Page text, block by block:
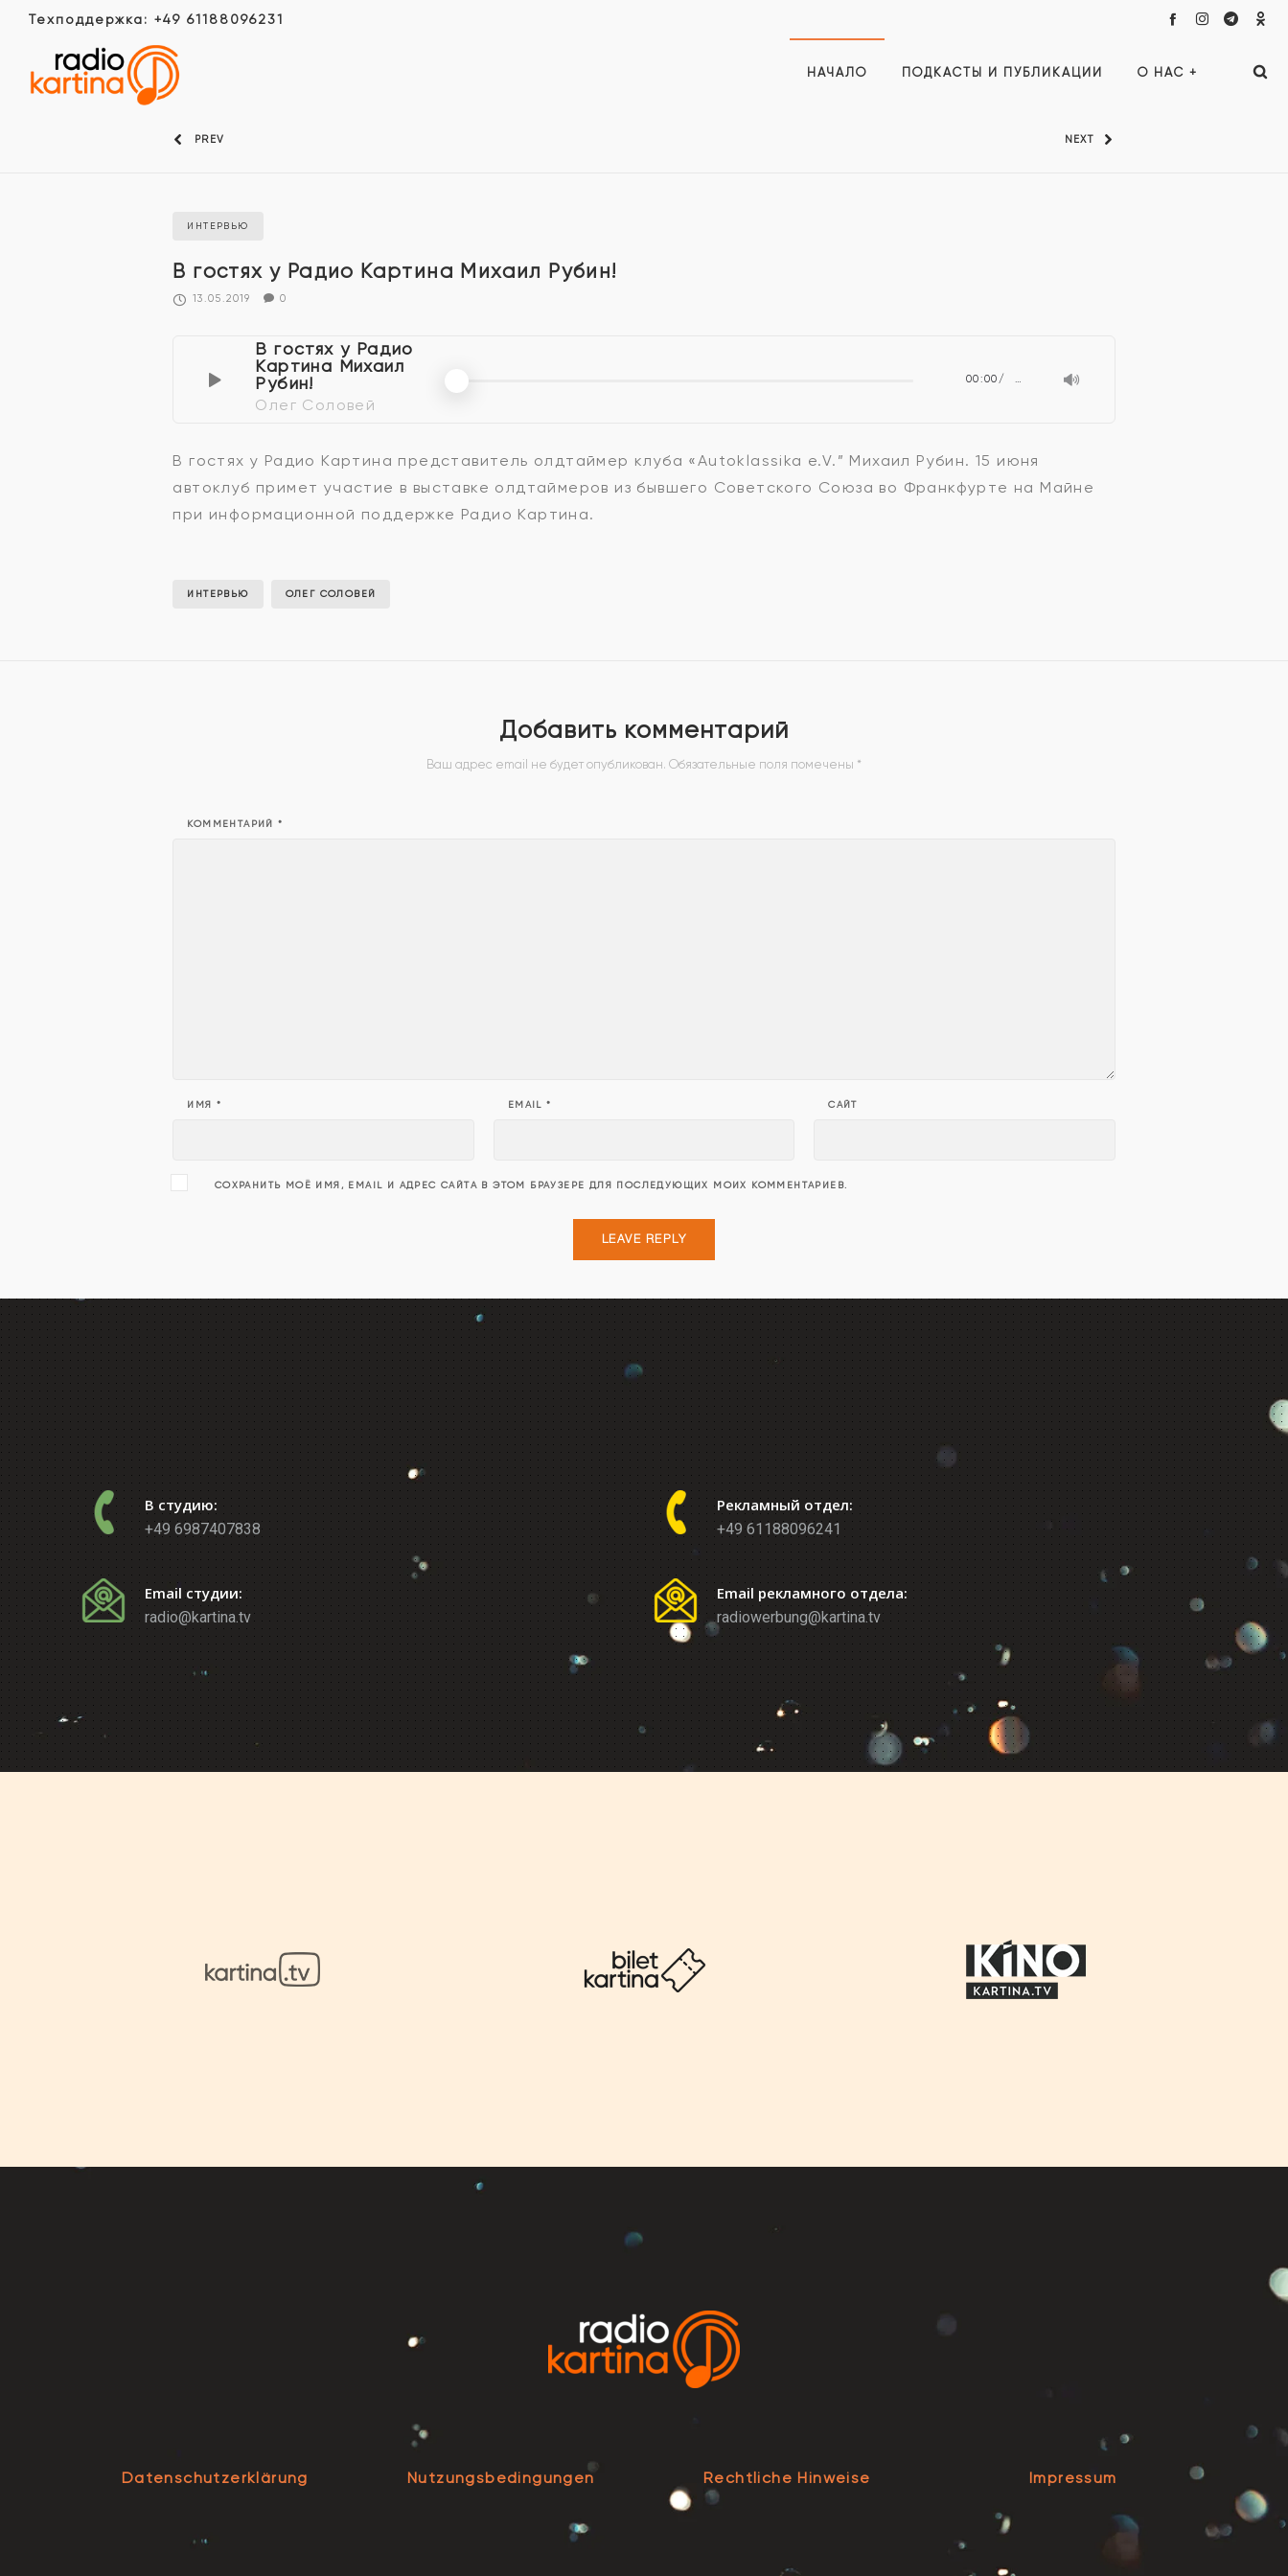
Техподдержка: +49 61188096231
НАЧАЛО ПОДКАСТЫ И ПУБЛИКАЦИИ О НАС +
PREV NEXT
ИНТЕРВЬЮ
В гостях у Радио Картина Михаил Рубин!
13.05.2019 0
В гостях у Радио
Картина Михаил
Рубин!
Олег Соловей
00:00 …
В гостях у Радио Картина представитель олдтаймер клуба «Autoklassika e.V.” Михаил Рубин. 15 июня
автоклуб примет участие в выставке олдтаймеров из бывшего Советского Союза во Франкфурте на Майне
при информационной поддержке Радио Картина.
ИНТЕРВЬЮ ОЛЕГ СОЛОВЕЙ
Добавить комментарий
Ваш адрес email не будет опубликован. Обязательные поля помечены *
КОММЕНТАРИЙ*
ИМЯ * EMAIL* САЙТ
СОХРАНИТЬ МОЁ ИМЯ, EMAIL И АДРЕС САЙТА В ЭТОМ БРАУЗЕРЕ ДЛЯ ПОСЛЕДУЮЩИХ МОИХ КОММЕНТАРИЕВ.
В студию:
+49 6987407838
Email студии:
radio@kartina.tv
Рекламный отдел:
+49 61188096241
Email рекламного отдела:
radiowerbung@kartina.tv
Datenschutzerklärung Nutzungsbedingungen Rechtliche Hinweise Impressum